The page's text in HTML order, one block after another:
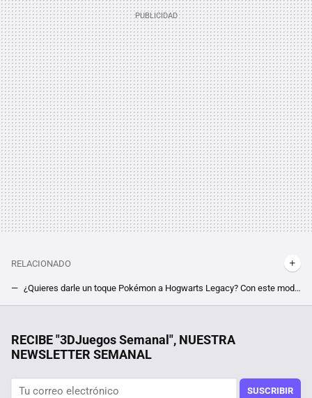
RELACIONADO
¿Quieres darle un toque Pokémon a Hogwarts Legacy? Con este mod ahora podrás luchar junto a tus mascotas en el colegio de Harry Potter
Todavía no has terminado Baldur's Gate 3. Una precuela para el RPG GOTY de 2023 hecha por fans está pronta a lanzarse
RECIBE "3DJuegos Semanal", NUESTRA
NEWSLETTER SEMANAL
SUSCRIBIR